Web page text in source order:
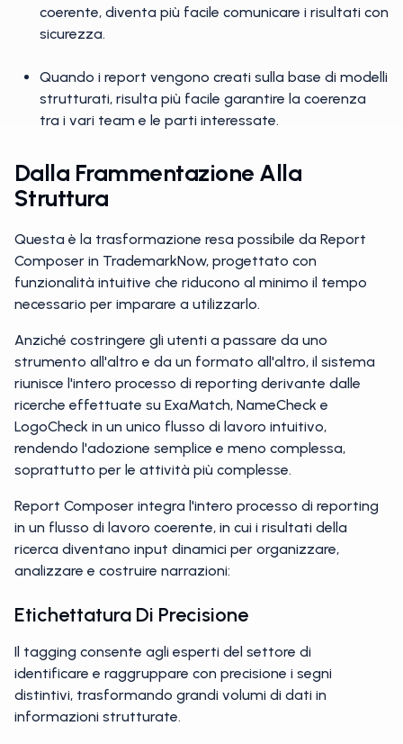
coerente, diventa più facile comunicare i risultati con
sicurezza.
Quando i report vengono creati sulla base di modelli
strutturati, risulta più facile garantire la coerenza
tra i vari team e le parti interessate.
Dalla Frammentazione Alla
Struttura
Questa è la trasformazione resa possibile da Report
Composer in TrademarkNow, progettato con
funzionalità intuitive che riducono al minimo il tempo
necessario per imparare a utilizzarlo.
Anziché costringere gli utenti a passare da uno
strumento all'altro e da un formato all'altro, il sistema
riunisce l'intero processo di reporting derivante dalle
ricerche effettuate su ExaMatch, NameCheck e
LogoCheck in un unico flusso di lavoro intuitivo,
rendendo l'adozione semplice e meno complessa,
soprattutto per le attività più complesse.
Report Composer integra l'intero processo di reporting
in un flusso di lavoro coerente, in cui i risultati della
ricerca diventano input dinamici per organizzare,
analizzare e costruire narrazioni:
Etichettatura Di Precisione
Il tagging consente agli esperti del settore di
identificare e raggruppare con precisione i segni
distintivi, trasformando grandi volumi di dati in
informazioni strutturate.